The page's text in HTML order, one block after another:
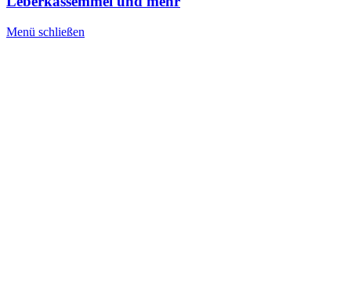
Menü schließen